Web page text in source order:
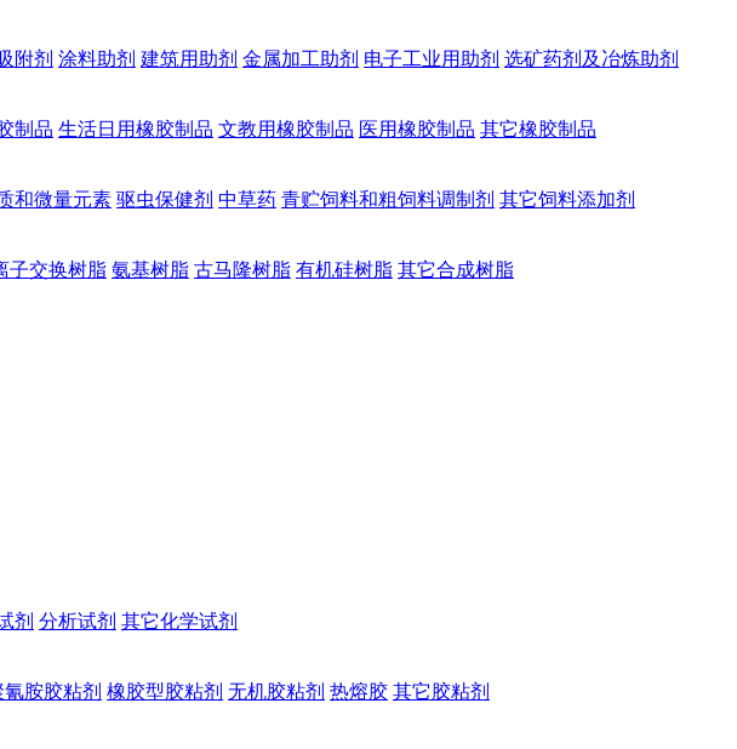
附剂 涂料助剂 建筑用助剂 金属加工助剂 电子工业用助剂 选矿药剂及冶炼助剂
制品 生活日用橡胶制品 文教用橡胶制品 医用橡胶制品 其它橡胶制品
和微量元素 驱虫保健剂 中草药 青贮饲料和粗饲料调制剂 其它饲料添加剂
子交换树脂 氨基树脂 古马隆树脂 有机硅树脂 其它合成树脂
剂 分析试剂 其它化学试剂
胺胶粘剂 橡胶型胶粘剂 无机胶粘剂 热熔胶 其它胶粘剂